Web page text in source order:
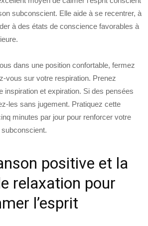
subconscient. Elle aide à se recentrer, à
à des états de conscience favorables à
dans une position confortable, fermez
vous sur votre respiration. Prenez
inspiration et expiration. Si des pensées
les sans jugement. Pratiquez cette
minutes par jour pour renforcer votre
positive et la
relaxation pour
l’esprit